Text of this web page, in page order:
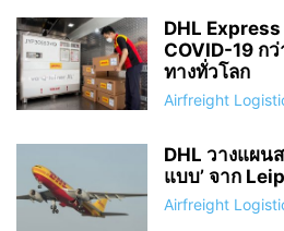
DHL
COVID-19 ก
ทางทั่วโลก
Airfreight
DHL วางแผน
แบบ’ จาก
Airfreight